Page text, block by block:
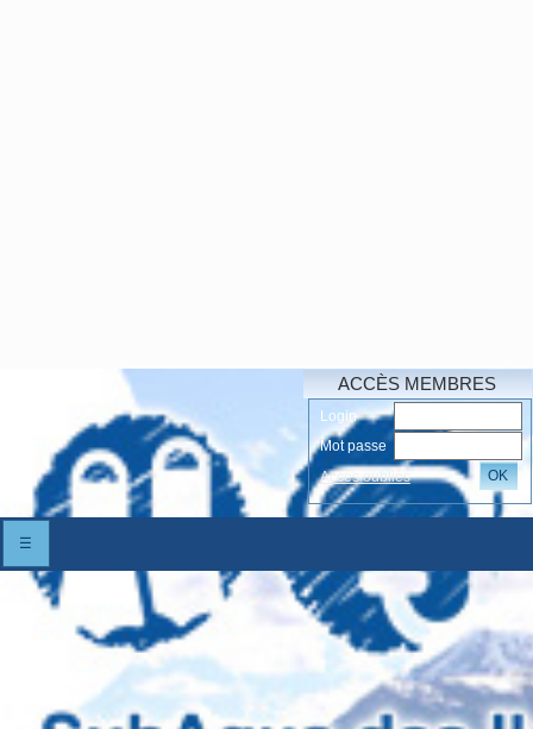
ACCÈS MEMBRES
Login
Mot passe
Accés oubliés
OK
☰